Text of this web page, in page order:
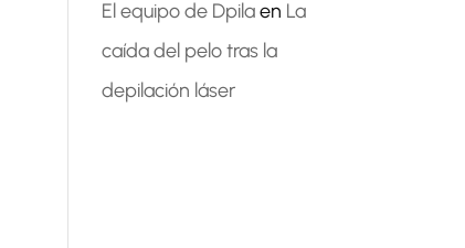
El equipo de Dpilaen La
caída del pelo tras la
depilación láser